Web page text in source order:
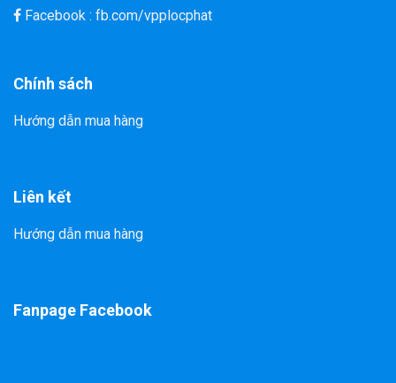
Facebook : fb.com/vpplocphat
Chính sách
Hướng dẫn mua hàng
Liên kết
Hướng dẫn mua hàng
Fanpage Facebook